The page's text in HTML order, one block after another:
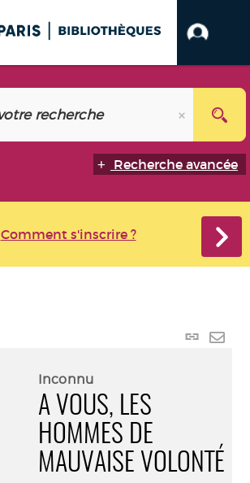
Recherche avancée
Comment s'inscrire ?
Lien
Inconnu
A VOUS, LES
HOMMES DE
MAUVAISE VOLONTÉ